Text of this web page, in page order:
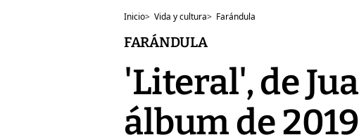
Inicio> Vida y cultura> Farándula
FARÁNDULA
'Literal', de
álbum de